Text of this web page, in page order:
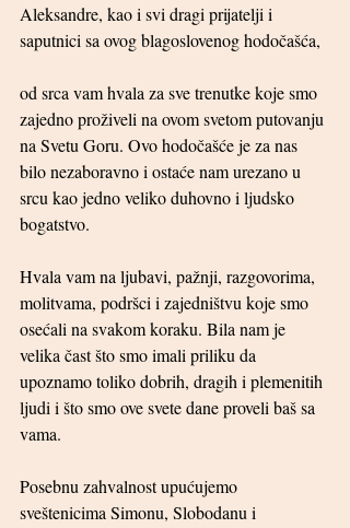
Aleksandre, kao i svi dragi prijatelji i
saputnici sa ovog blagoslovenog hodočašća,
od srca vam hvala za sve trenutke koje smo
zajedno proživeli na ovom svetom putovanju
na Svetu Goru. Ovo hodočašće je za nas
bilo nezaboravno i ostaće nam urezano u
srcu kao jedno veliko duhovno i ljudsko
bogatstvo.
Hvala vam na ljubavi, pažnji, razgovorima,
molitvama, podršci i zajedništvu koje smo
osećali na svakom koraku. Bila nam je
velika čast što smo imali priliku da
upoznamo toliko dobrih, dragih i plemenitih
ljudi i što smo ove svete dane proveli baš sa
vama.
Posebnu zahvalnost upućujemo
sveštenicima Simonu, Slobodanu i